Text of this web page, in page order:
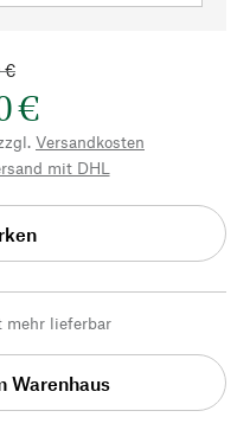
€
€
Versandkosten
mit DHL
mehr lieferbar
Warenhaus